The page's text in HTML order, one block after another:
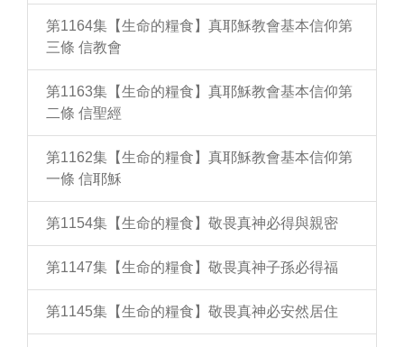
第1164集【生命的糧食】真耶穌教會基本信仰第
三條 信教會
第1163集【生命的糧食】真耶穌教會基本信仰第
二條 信聖經
第1162集【生命的糧食】真耶穌教會基本信仰第
一條 信耶穌
第1154集【生命的糧食】敬畏真神必得與親密
第1147集【生命的糧食】敬畏真神子孫必得福
第1145集【生命的糧食】敬畏真神必安然居住